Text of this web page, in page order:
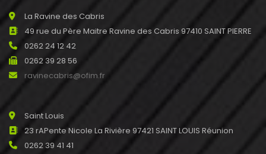
La Ravine des Cabris
49 rue du Père Maitre Ravine des Cabris 97410 SAINT PIERRE
0262 24 12 42
0262 39 28 56
ravinecabris@ofim.fr
Saint Louis
23 rAPente Nicole La Rivière 97421 SAINT LOUIS Réunion
0262 39 41 41